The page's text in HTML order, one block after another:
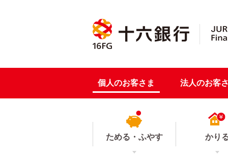
個人のお客さま 法人のお客
ためる・ふやす かり